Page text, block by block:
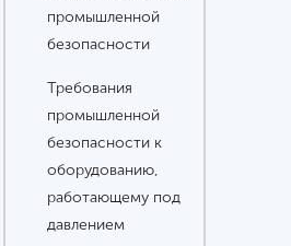
промышленной
безопасности
Требования
промышленной
безопасности к
оборудованию,
работающему под
давлением